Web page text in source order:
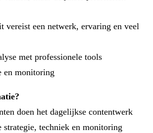
een netwerk, ervaring en veel
met professionele tools
en monitoring
doen het dagelijkse contentwerk
techniek en monitoring